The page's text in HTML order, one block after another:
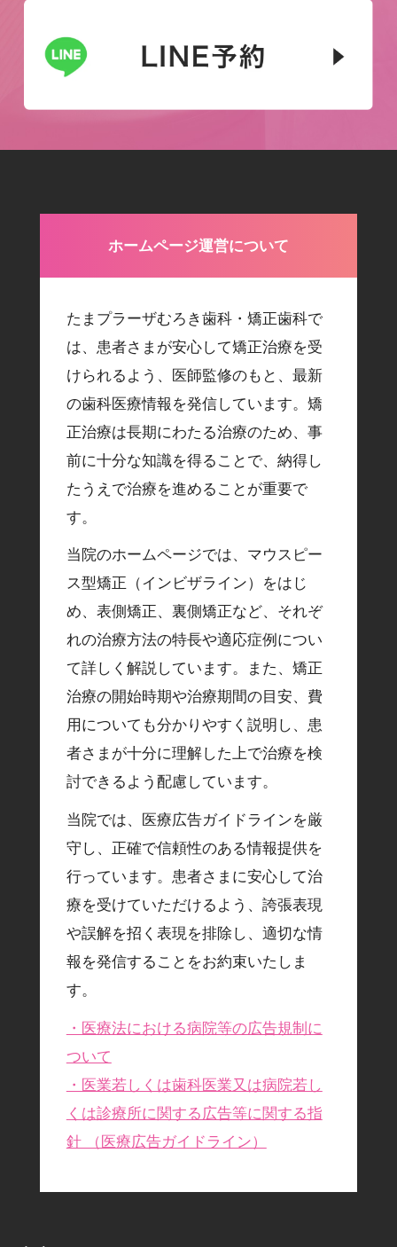
ホームページ運営について
たまプラーザむろき歯科・矯正歯科で
は、患者さまが安心して矯正治療を受
けられるよう、医師監修のもと、最新
の歯科医療情報を発信しています。矯
正治療は長期にわたる治療のため、事
前に十分な知識を得ることで、納得し
たうえで治療を進めることが重要で
す。
当院のホームページでは、マウスピー
ス型矯正（インビザライン）をはじ
め、表側矯正、裏側矯正など、それぞ
れの治療方法の特長や適応症例につい
て詳しく解説しています。また、矯正
治療の開始時期や治療期間の目安、費
用についても分かりやすく説明し、患
者さまが十分に理解した上で治療を検
討できるよう配慮しています。
当院では、医療広告ガイドラインを厳
守し、正確で信頼性のある情報提供を
行っています。患者さまに安心して治
療を受けていただけるよう、誇張表現
や誤解を招く表現を排除し、適切な情
報を発信することをお約束いたしま
す。
・医療法における病院等の広告規制に
ついて
・医業若しくは歯科医業又は病院若し
くは診療所に関する広告等に関する指
針 （医療広告ガイドライン）